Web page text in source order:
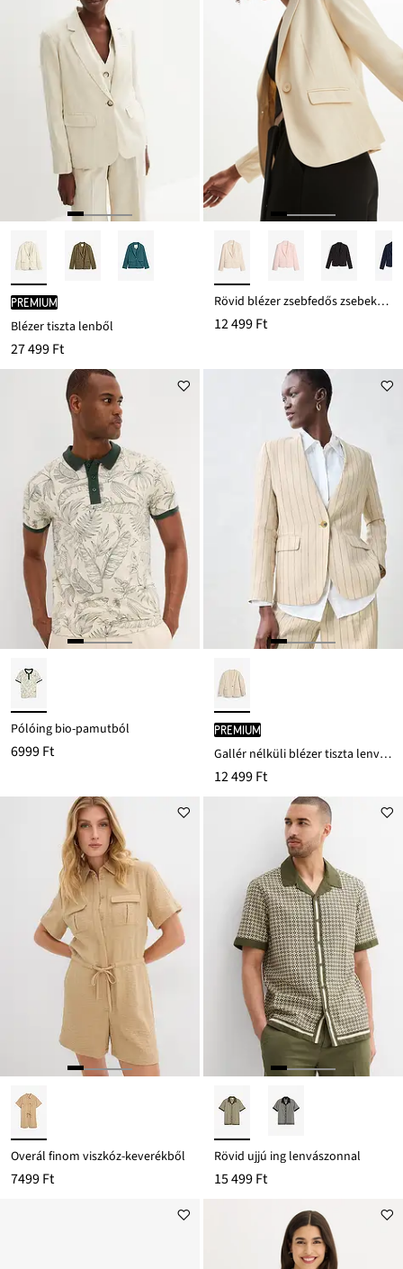
PREMIUM
Blézer tiszta lenből
27 499 Ft
Rövid blézer zsebfedős zsebekkel
12 499 Ft
Pólóing bio-pamutból
6999 Ft
PREMIUM
Gallér nélküli blézer tiszta lenvászonból
12 499 Ft
Overál finom viszkóz-keverékből
7499 Ft
Rövid ujjú ing lenvászonnal
15 499 Ft